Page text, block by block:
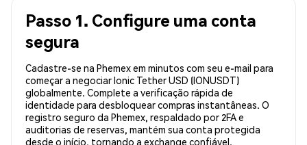
Passo 1. Configure uma conta
segura
Cadastre-se na Phemex em minutos com seu e-mail para
começar a negociar Ionic Tether USD (IONUSDT)
globalmente. Complete a verificação rápida de
identidade para desbloquear compras instantâneas. O
registro seguro da Phemex, respaldado por 2FA e
auditorias de reservas, mantém sua conta protegida
desde o início, tornando a exchange confiável.